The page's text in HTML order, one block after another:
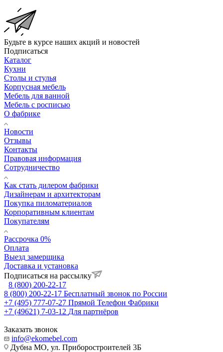
Будьте в курсе наших акций и новостей
Подписаться
Каталог
Кухни
Столы и стулья
Корпусная мебель
Мебель для ванной
Мебель с росписью
О фабрике
Новости
Отзывы
Контакты
Правовая информация
Сотрудничество
Как стать дилером фабрики
Дизайнерам и архитекторам
Покупка пиломатериалов
Корпоративным клиентам
Покупателям
Рассрочка 0%
Оплата
Выезд замерщика
Доставка и установка
Подписаться на рассылку
8 (800) 200-22-17
8 (800) 200-22-17 Бесплатный звонок по России
+7 (495) 777-07-27 Прямой Телефон Фабрики
+7 (49621) 7-03-12 Для партнёров
Заказать звонок
info@ekomebel.com
Дубна МО, ул. Приборостроителей 3Б